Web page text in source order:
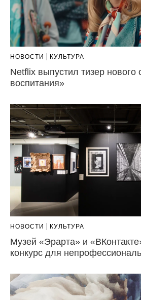
НОВОСТИ КУЛЬТУРА
Netflix выпустил тизер нового
воспитания»
НОВОСТИ КУЛЬТУРА
Музей «Эрарта» и
конкурс для